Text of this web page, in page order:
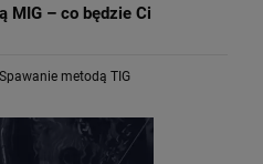
MIG – co będzie Ci
Spawanie metodą TIG